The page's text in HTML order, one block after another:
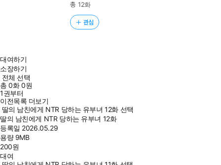
총 12화
관심
대여하기
소장하기
전체 선택
총0화0원
1권부터
이전목록 더보기
딸의 남친에게 NTR 당하는 유부녀 12화 선택
딸의 남친에게 NTR 당하는 유부녀 12화
등록일 2026.05.29
용량 9MB
200원
대여